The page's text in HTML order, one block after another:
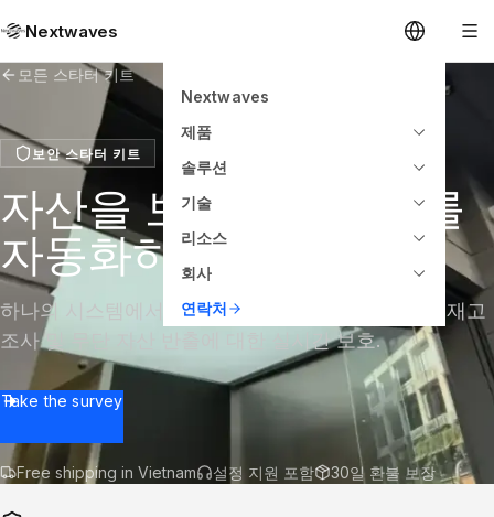
Nextwaves
Nextwaves
제품
솔루션
기술
리소스
회사
연락처
모든 스타터 키트
보안 스타터 키트
자산을 보호하고 감사를
자동화하십시오.
하나의 시스템에서 두 가지 기능: 신속한 고정 자산 재고
조사 및 무단 자산 반출에 대한 실시간 보호.
Take the survey
Free shipping in Vietnam 설정 지원 포함 30일 환불 보장